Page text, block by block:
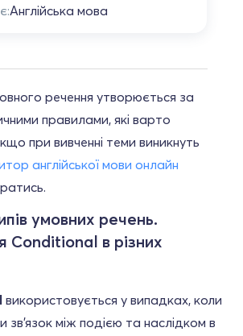
Англійська мова
речення утворюється за
правилами, які варто
при вивченні теми виникнуть
англійської мови онлайн
умовних речень.
Conditional в різних
використовується у випадках, коли
зв’язок між подією та наслідком в